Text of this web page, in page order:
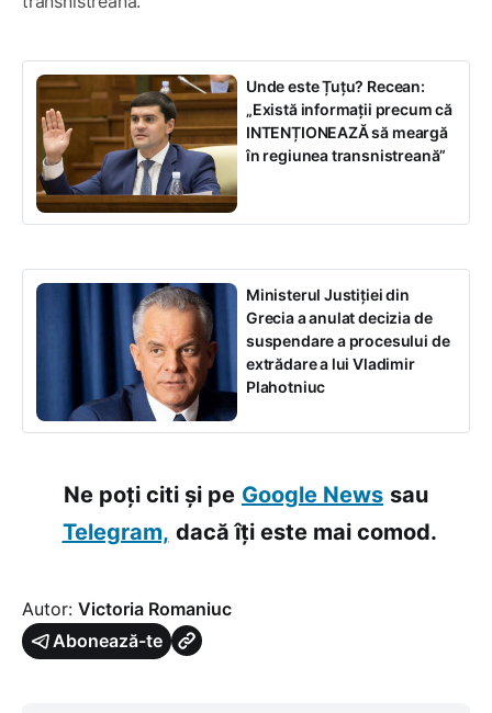
Unde este Țuțu? Recean:
„Există informații precum că
INTENȚIONEAZĂ să meargă
în regiunea transnistreană”
Ministerul Justiției din
Grecia a anulat decizia de
suspendare a procesului de
extrădare a lui Vladimir
Plahotniuc
Ne poți citi și pe Google News sau
Telegram, dacă îți este mai comod.
Autor: Victoria Romaniuc
Abonează-te